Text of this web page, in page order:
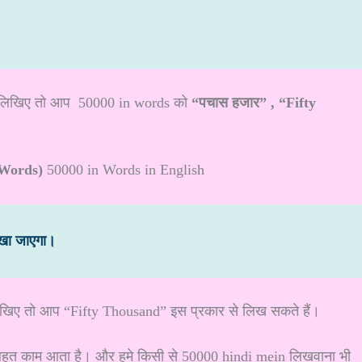
तो आप 50000 in words को “पचास हजार” , “Fifty
50000 in Words in English
जाएगा।
तो आप “Fifty Thousand” इस प्रकार से लिख सकते हैं।
काम आता है। और हमे किसी से 50000 hindi mein लिखवाना भी